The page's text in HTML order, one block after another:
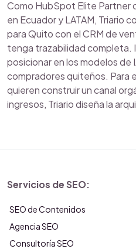
Como HubSpot Elite Partner
en Ecuador y LATAM, Triario
para Quito con el CRM de
tenga trazabilidad completa.
posicionar en los modelos de
compradores quiteños. Para
quieren construir un canal
ingresos, Triario diseña la
Servicios de SEO:
SEO de Contenidos
Agencia SEO
Consultoría SEO